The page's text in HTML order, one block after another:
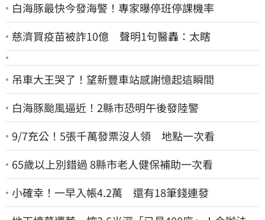
白海豚最快今發海警！專家曝停班停課機率
慈濟買疫苗被詐10億 聲明1句醫轟：太瞎
吊車大王哭了！望新豐車站感謝憶起這瞬間
白海豚颱風逼近！2縣市恐明午後發陸警
9/7充公！5張千萬發票沒人領 地點一次看
65歲以上別錯過 8縣市老人健保補助一次看
小確幸！一早入帳4.2萬 還有18筆錢連發